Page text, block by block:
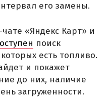
его замены.
«Яндекс Карт» и
поиск
есть топливо.
и покажет
до них, наличие
загруженности.